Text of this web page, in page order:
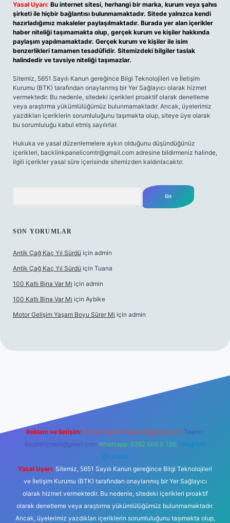
Yasal Uyarı: Bu internet sitesi, herhangi bir marka, kurum veya şahıs
şirketi ile hiçbir bağlantısı bulunmamaktadır. Sitede yalnızca kendi
hazırladığımız makaleler paylaşılmaktadır. Burada yer alan içerikler
haber niteliği taşımamakta olup, gerçek kurum ve kişiler hakkında
paylaşım yapılmamaktadır. Gerçek kurum ve kişiler ile isim
benzerlikleri tamamen tesadüfidir. Sitemizdeki bilgiler taslak
halindedir ve tavsiye niteliği taşımazlar.
Sitemiz, 5651 Sayılı Kanun gereğince Bilgi Teknolojileri ve İletişim
Kurumu (BTK) tarafından onaylanmış bir Yer Sağlayıcı olarak hizmet
vermektedir. Bu nedenle, sitedeki içerikleri proaktif olarak denetleme
veya araştırma yükümlülüğümüz bulunmamaktadır. Ancak, üyelerimiz
yazdıkları içeriklerin sorumluluğunu taşımakta olup, siteye üye olarak
bu sorumluluğu kabul etmiş sayılırlar.
Hukuka ve yasal düzenlemelere aykırı olduğunu düşündüğünüz
içerikleri, backlinkpanelicomtr@gmail.com adresine bildirmeniz halinde,
ilgili içerikler yasal süre içerisinde sitemizden kaldırılacaktır.
SON YORUMLAR
Antik Çağ Kaç Yıl Sürdü için admin
Antik Çağ Kaç Yıl Sürdü için Tuana
100 Katlı Bina Var Mı için admin
100 Katlı Bina Var Mı için Aybike
Motor Gelişim Yaşam Boyu Sürer Mi için admin
Reklam ve İletişim: E-mail: backlinkpaneli@gmail.com Teams:
forumhizmeti@gmail.com Whatsapp: 0262 606 0 726 Telegram:
@karabul
Yasal Uyarı: Sitemiz, 5651 Sayılı Kanun gereğince Bilgi Teknolojileri
ve İletişim Kurumu (BTK) tarafından onaylanmış bir Yer Sağlayıcı
olarak hizmet vermektedir. Bu nedenle, sitedeki içerikleri proaktif
olarak denetleme veya araştırma yükümlülüğümüz bulunmamaktadır.
Ancak, üyelerimiz yazdıkları içeriklerin sorumluluğunu taşımakta olup,